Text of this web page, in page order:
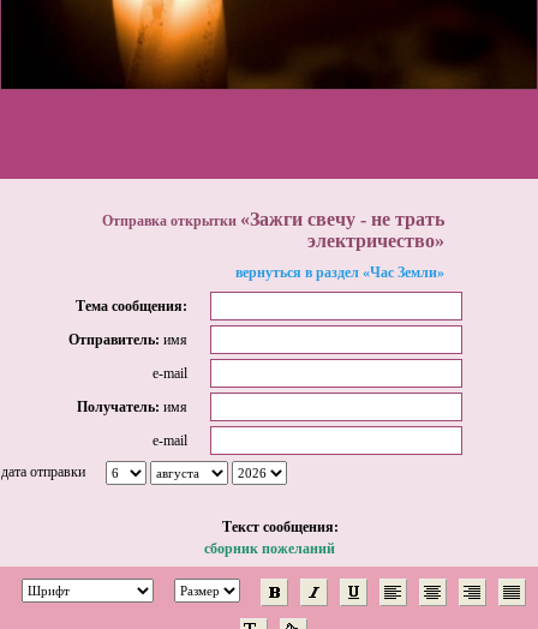
Отправка открытки «Зажги свечу - не трать
электричество»
вернуться в раздел «Час Земли»
Тема сообщения:
Отправитель: имя
e-mail
Получатель: имя
e-mail
дата отправки
Tекст сообщения:
сборник пожеланий